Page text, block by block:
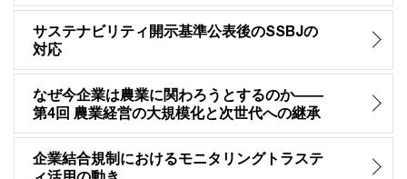
サステナビリティ開示基準公表後のSSBJの
対応
なぜ今企業は農業に関わろうとするのか――
第4回 農業経営の大規模化と次世代への継承
企業結合規制におけるモニタリングトラステ